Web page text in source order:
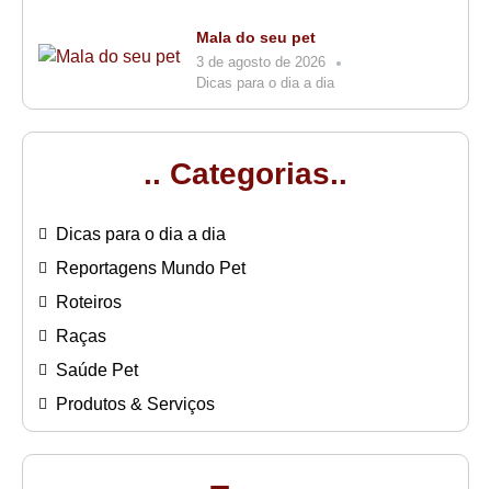
Mala do seu pet
3 de agosto de 2026
Dicas para o dia a dia
.. Categorias..
Dicas para o dia a dia
Reportagens Mundo Pet
Roteiros
Raças
Saúde Pet
Produtos & Serviços